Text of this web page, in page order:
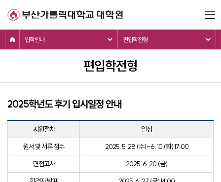
입학안내 편입학전형
편입학전형
2025학년도 후기 입시일정 안내
지원절차
일정
원서 및 서류 접수
2025. 5. 28.(수)~6. 10.(화) 17:00
면접고사
2025. 6. 20.(금)